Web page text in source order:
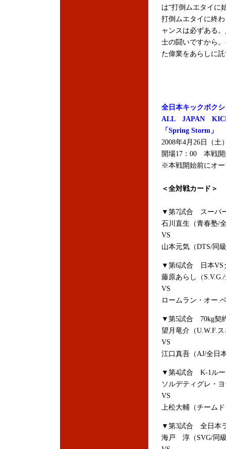
は“打倒ムエタイに
打倒ムエタイに終わ
ャンスは必ずある
士の闘いですから
た偉業をあらしに
全日本キックボク
ALL JAPAN
「Spring Storm」
2008年4月26日（土
開場17：00 本戦開
※本戦開始前にオ
＜全対戦カード＞
▼第7試合 スーパ
石川直生（青春塾/
VS
山本元気（DTS/同
▼第6試合 日本VS
藤原あらし（
VS
ロームラン・オー.
▼第5試合 70kg契
望月竜介（U.W.F.
VS
江口真吾（AJ/全日
▼第4試合 K-1ル
ソルデティグレ・
VS
上松大輔（チーム
▼第3試合 全日本
海戸 淳（SVG/同